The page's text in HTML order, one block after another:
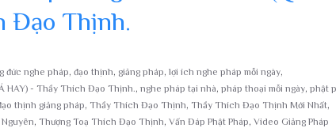
Đạo Thịnh.
đức nghe pháp, đạo thịnh, giảng pháp, lợi ích nghe pháp mỗi ngày,
HAY) - Thầy Thích Đạo Thịnh., nghe pháp tại nhà, pháp thoại mỗi ngày, phật
thịnh giảng pháp, Thầy Thích Đạo Thịnh, Thầy Thích Đạo Thịnh Mới Nhất,
, Thượng Toạ Thích Đạo Thịnh, Vấn Đáp Phật Pháp, Video Giảng Pháp